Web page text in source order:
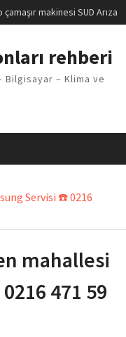
buzdolabı E1 Arıza
çamaşır makinesi E5
Çözümü
Kodu Regal kombi
rehberi
Bilgisayar – Klima ve
Servisi ☎️ 0216
mahallesi
471 59